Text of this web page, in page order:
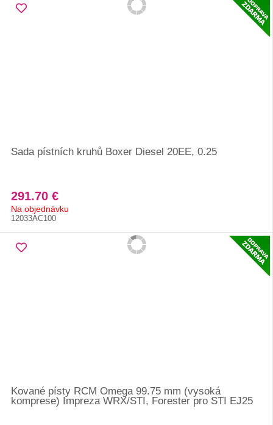
Sada pístních kruhů Boxer Diesel 20EE, 0.25
291.70 €
Na objednávku
12033AC100
Kované písty RCM Omega 99.75 mm (vysoká
komprese) Impreza WRX/STI, Forester pro STI EJ25